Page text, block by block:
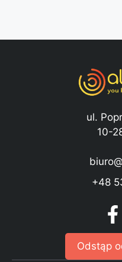
ul.
10-
+48
Odstąp